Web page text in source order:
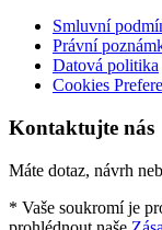
Smluvní
Právní
Datová politika
Cookies
Kontaktujte nás
Máte dotaz, návrh
* Vaše soukromí je